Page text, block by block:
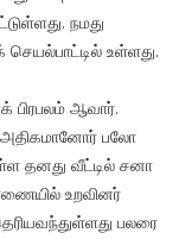
நமது
உள்ளது.
பிரபலம் ஆவார்.
பலோ
தனது வீட்டில் சனா
உறவினர்
பலரை